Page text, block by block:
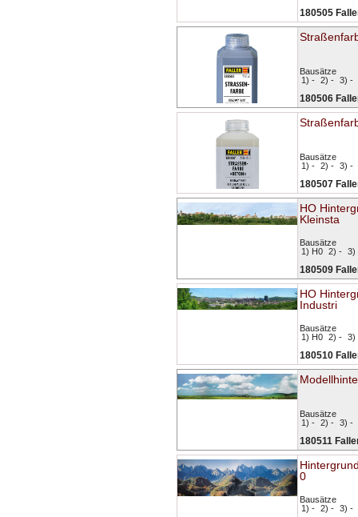
180505
Bausätze
1) - 2) - 3) -
180506
Bausätze
1) - 2) - 3) -
180507
HO
Kleinsta
Bausätze
1) H0 2) - 3)
180509
HO
Industri
Bausätze
1) H0 2) - 3)
180510
Bausätze
1) - 2) - 3) -
180511
0
Bausätze
1) - 2) - 3) -